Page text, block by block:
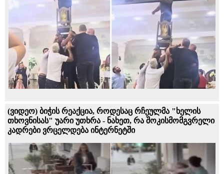
(ვიდეო) ბიჭის რეაქცია, როდესაც რჩეულმა "ხელის
თხოვნისას" უარი უთხრა - ნახეთ, რა შოკისმომგვრელი
კადრები ვრცელდება ინტერნეტში